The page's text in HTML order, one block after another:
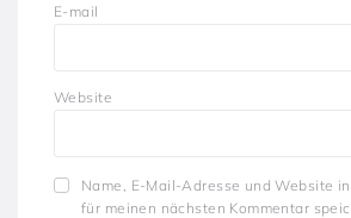
E-mail
Website
Name, E-Mail-Adresse und Website
für meinen nächsten Kommentar